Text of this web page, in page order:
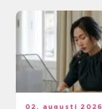
02. augusti 2026